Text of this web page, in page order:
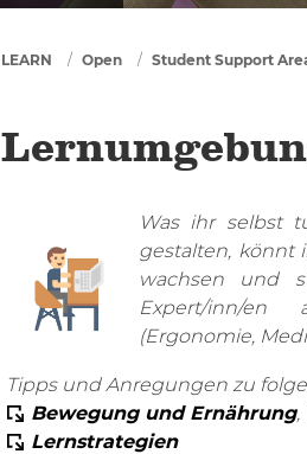
You are here
LEARN Open Student Support
Was ihr selbst
gestalten, könnt
wachsen und
Expert/inn/en
(Ergonomie,
Tipps und Anregungen zu
Bewegung und Ernährung,
Lernstrategien